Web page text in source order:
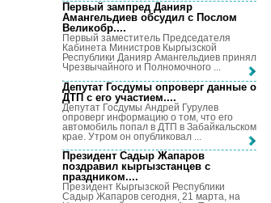
Первый зампред Данияр
Амангельдиев обсудил с Послом
Великобр....
Первый заместитель Председателя
Кабинета Министров Кыргызской
Республики Данияр Амангельдиев принял
Чрезвычайного и Полномочного ...
Депутат Госдумы опроверг данные о
ДТП с его участием....
Депутат Госдумы Андрей Гурулев
опроверг информацию о том, что его
автомобиль попал в ДТП в Забайкальском
крае. Утром он опубликовал ...
Президент Садыр Жапаров
поздравил кыргызстанцев с
праздником....
Президент Кыргызской Республики
Садыр Жапаров сегодня, 21 марта, на